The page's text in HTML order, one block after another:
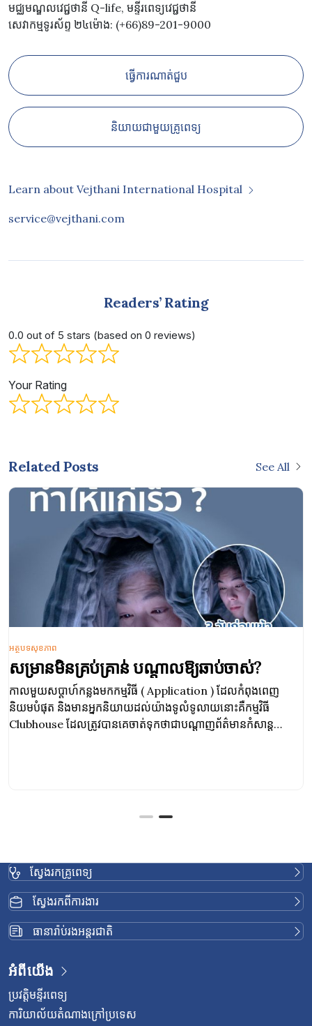
មជ្ឈមណ្ឌលវេជ្ជថានី Q-life, មន្ទីរពេទ្យវេជ្ជថានី
សេវាកម្មទូរស័ព្ទ ២៤ម៉ោង: (+66)89-201-9000
ធ្វើការណាត់ជួប
និយាយជាមួយគ្រូពេទ្យ
Learn about Vejthani International Hospital
service@vejthani.com
Readers’ Rating
0.0 out of 5 stars (based on 0 reviews)
Your Rating
Related Posts See All
សម្រានមិនគ្រប់គ្រាន់ បណ្តាលឱ្យឆាប់ចាស់?
កាលមួយសប្ដាហ៍​កន្លងមកកម្មវិធី ( Application ) ដែលកំពុងពេញ
និយមបំផុត និងមានអ្នកនិយាយដល់យ៉ាងទូលំទូលាយនោះគឺ​កម្មវិធី
Clubhouse ដែលត្រូវបានគេចាត់ទុកថាជាបណ្តាញព័ត៌មានកំសាន្ត
អត្ថបទសុខភាព
ស្វែងរកគ្រូពេទ្យ
ស្វែងរកពីការងារ
ធានារ៉ាប់រងអន្តរជាតិ
អំពីយើង
ប្រវត្តិមន្ទីរពេទ្យ
ការិយាល័យតំណាងក្រៅប្រទេស